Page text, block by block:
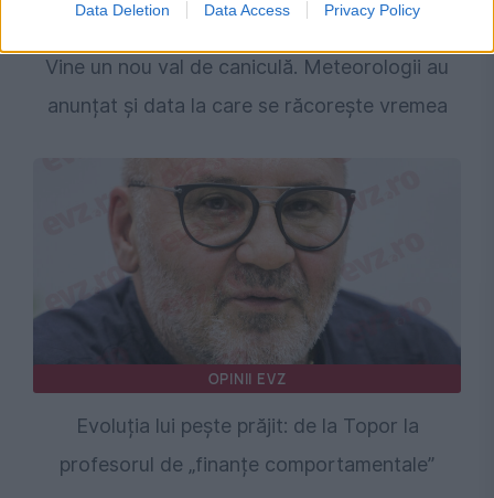
Data Deletion Data Access Privacy Policy
VREMEA
Vine un nou val de caniculă. Meteorologii au
anunțat și data la care se răcorește vremea
OPINII EVZ
Evoluția lui pește prăjit: de la Topor la
profesorul de „finanțe comportamentale”